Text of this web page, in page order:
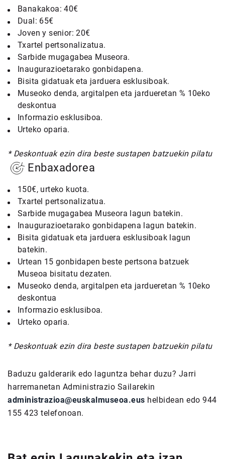
Banakakoa: 40€
Dual: 65€
Joven y senior: 20€
Txartel pertsonalizatua.
Sarbide mugagabea Museora.
Inaugurazioetarako gonbidapena.
Bisita gidatuak eta jarduera esklusiboak.
Museoko denda, argitalpen eta jardueretan % 10eko
deskontua
Informazio esklusiboa.
Urteko oparia.
* Deskontuak ezin dira beste sustapen batzuekin pilatu
Enbaxadorea
150€, urteko kuota.
Txartel pertsonalizatua.
Sarbide mugagabea Museora lagun batekin.
Inaugurazioetarako gonbidapena lagun batekin.
Bisita gidatuak eta jarduera esklusiboak lagun
batekin.
Urtean 15 gonbidapen beste pertsona batzuek
Museoa bisitatu dezaten.
Museoko denda, argitalpen eta jardueretan % 10eko
deskontua
Informazio esklusiboa.
Urteko oparia.
* Deskontuak ezin dira beste sustapen batzuekin pilatu
Baduzu galderarik edo laguntza behar duzu? Jarri
harremanetan Administrazio Sailarekin
administrazioa@euskalmuseoa.eus helbidean edo 944
155 423 telefonoan.